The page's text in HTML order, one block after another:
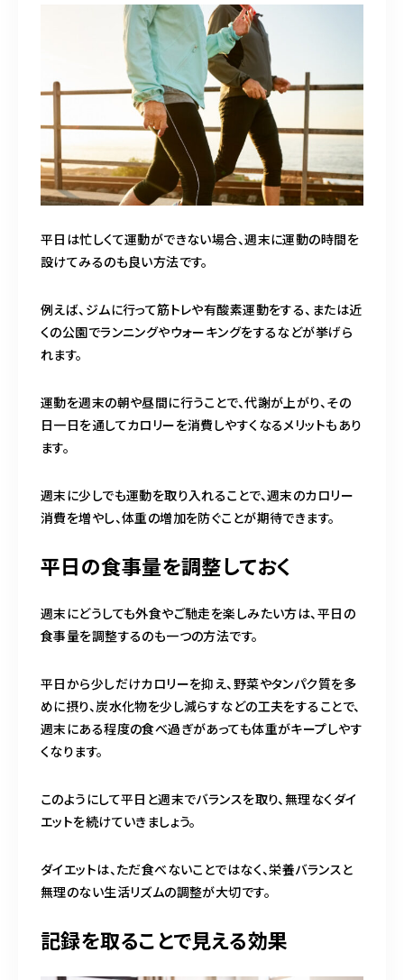
平日は忙しくて運動ができない場合、週末に運動の時間を
設けてみるのも良い方法です。
例えば、ジムに行って筋トレや有酸素運動をする、または近
くの公園でランニングやウォーキングをするなどが挙げら
れます。
運動を週末の朝や昼間に行うことで、代謝が上がり、その
日一日を通してカロリーを消費しやすくなるメリットもあり
ます。
週末に少しでも運動を取り入れることで、週末のカロリー
消費を増やし、体重の増加を防ぐことが期待できます。
平日の食事量を調整しておく
週末にどうしても外食やご馳走を楽しみたい方は、平日の
食事量を調整するのも一つの方法です。
平日から少しだけカロリーを抑え、野菜やタンパク質を多
めに摂り、炭水化物を少し減らすなどの工夫をすることで、
週末にある程度の食べ過ぎがあっても体重がキープしやす
くなります。
このようにして平日と週末でバランスを取り、無理なくダイ
エットを続けていきましょう。
ダイエットは、ただ食べないことではなく、栄養バランスと
無理のない生活リズムの調整が大切です。
記録を取ることで見える効果